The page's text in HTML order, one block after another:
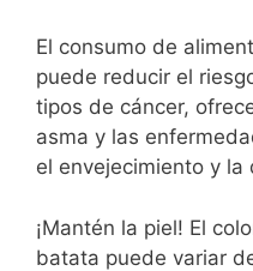
El consumo de
puede reducir el
tipos de cáncer,
asma y las
el envejecimiento y la
¡Mantén la piel! El
batata puede variar